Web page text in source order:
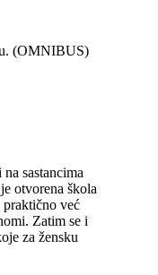
(OMNIBUS)
sastancima
otvorena škola
praktično već
Zatim se i
za žensku